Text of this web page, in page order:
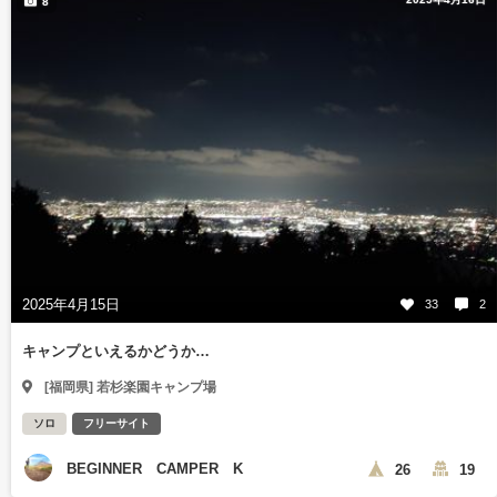
2025年4月15日 33 2
キャンプといえるかどうか…
[福岡県] 若杉楽園キャンプ場
ソロ フリーサイト
BEGINNER CAMPER K 26 19